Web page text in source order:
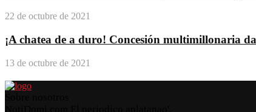
22 de octubre de 2021
¡A chatea de a duro! Concesión multimillonaria
13 de octubre de 2021